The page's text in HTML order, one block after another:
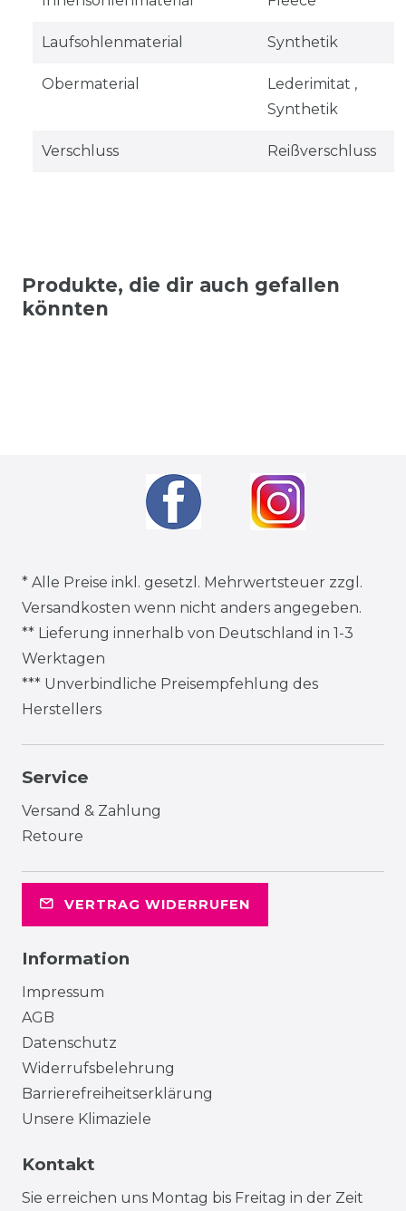
Laufsohlenmaterial Synthetik
Obermaterial
Lederimitat ,
Synthetik
Verschluss Reißverschluss
Produkte, die dir auch gefallen
könnten
* Alle Preise inkl. gesetzl. Mehrwertsteuer zzgl.
Versandkosten wenn nicht anders angegeben.
** Lieferung innerhalb von Deutschland in 1-3
Werktagen
*** Unverbindliche Preisempfehlung des
Herstellers
Service
Versand & Zahlung
Retoure
VERTRAG WIDERRUFEN
Information
Impressum
AGB
Datenschutz
Widerrufsbelehrung
Barrierefreiheitserklärung
Unsere Klimaziele
Kontakt
Sie erreichen uns Montag bis Freitag in der Zeit